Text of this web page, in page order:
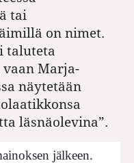
tai
on nimet.
taluteta
Marja-
näytetään
läsnä­olevina”.
jälkeen.